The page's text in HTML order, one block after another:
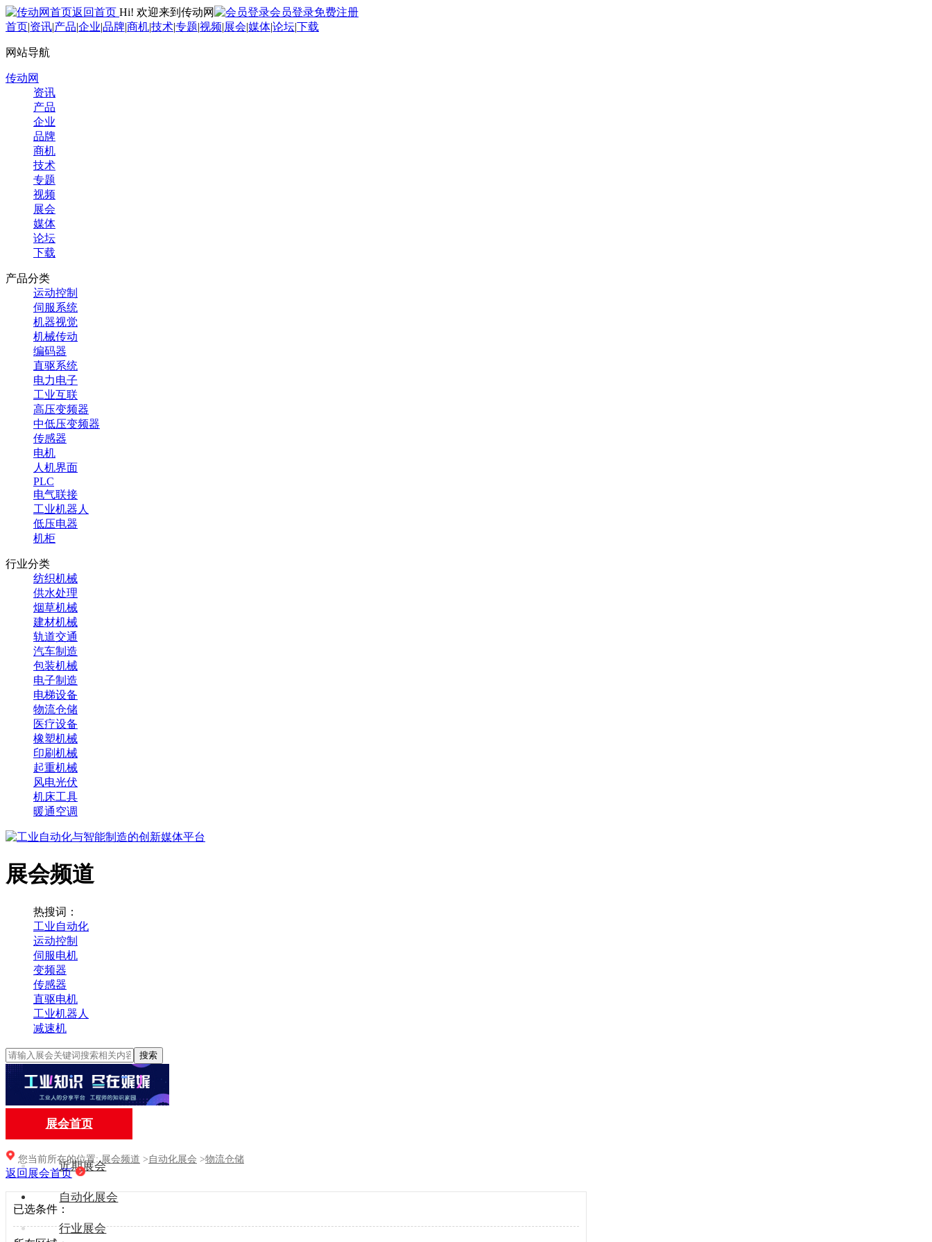
返回首页 Hi! 欢迎来到传动网 会员登录免费注册
首页|资讯|产品|企业|品牌|商机|技术|专题|视频|展会|媒体|论坛|下载
网站导航
传动网
资讯
产品
企业
品牌
商机
技术
专题
视频
展会
媒体
论坛
下载
产品分类
运动控制
伺服系统
机器视觉
机械传动
编码器
直驱系统
电力电子
工业互联
高压变频器
中低压变频器
传感器
电机
人机界面
PLC
电气联接
工业机器人
低压电器
机柜
行业分类
纺织机械
供水处理
烟草机械
建材机械
轨道交通
汽车制造
包装机械
电子制造
电梯设备
物流仓储
医疗设备
橡塑机械
印刷机械
起重机械
风电光伏
机床工具
暖通空调
展会频道
热搜词：
工业自动化
运动控制
伺服电机
变频器
传感器
直驱电机
工业机器人
减速机
搜索
展会首页
近期展会
自动化展会
行业展会
您当前所在的位置: 展会频道 > 自动化展会 >物流仓储
返回展会首页
已选条件：